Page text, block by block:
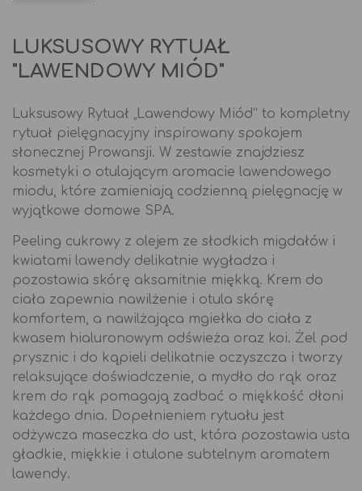
LUKSUSOWY RYTUAŁ
"LAWENDOWY MIÓD"
Luksusowy Rytuał „Lawendowy Miód” to kompletny
rytuał pielęgnacyjny inspirowany spokojem
słonecznej Prowansji. W zestawie znajdziesz
kosmetyki o otulającym aromacie lawendowego
miodu, które zamieniają codzienną pielęgnację w
wyjątkowe domowe SPA.
Peeling cukrowy z olejem ze słodkich migdałów i
kwiatami lawendy delikatnie wygładza i
pozostawia skórę aksamitnie miękką. Krem do
ciała zapewnia nawilżenie i otula skórę
komfortem, a nawilżająca mgiełka do ciała z
kwasem hialuronowym odświeża oraz koi. Żel pod
prysznic i do kąpieli delikatnie oczyszcza i tworzy
relaksujące doświadczenie, a mydło do rąk oraz
krem do rąk pomagają zadbać o miękkość dłoni
każdego dnia. Dopełnieniem rytuału jest
odżywcza maseczka do ust, która pozostawia usta
gładkie, miękkie i otulone subtelnym aromatem
lawendy.